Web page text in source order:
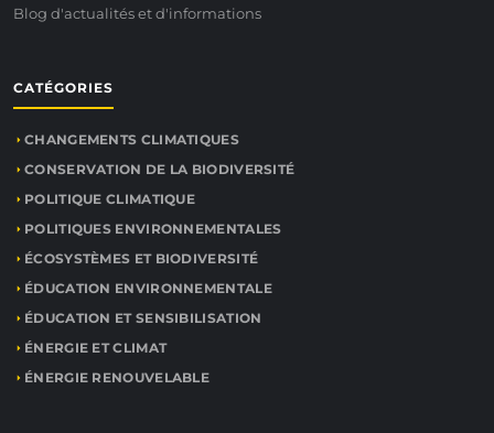
Blog d'actualités et d'informations
CATÉGORIES
CHANGEMENTS CLIMATIQUES
CONSERVATION DE LA BIODIVERSITÉ
POLITIQUE CLIMATIQUE
POLITIQUES ENVIRONNEMENTALES
ÉCOSYSTÈMES ET BIODIVERSITÉ
ÉDUCATION ENVIRONNEMENTALE
ÉDUCATION ET SENSIBILISATION
ÉNERGIE ET CLIMAT
ÉNERGIE RENOUVELABLE